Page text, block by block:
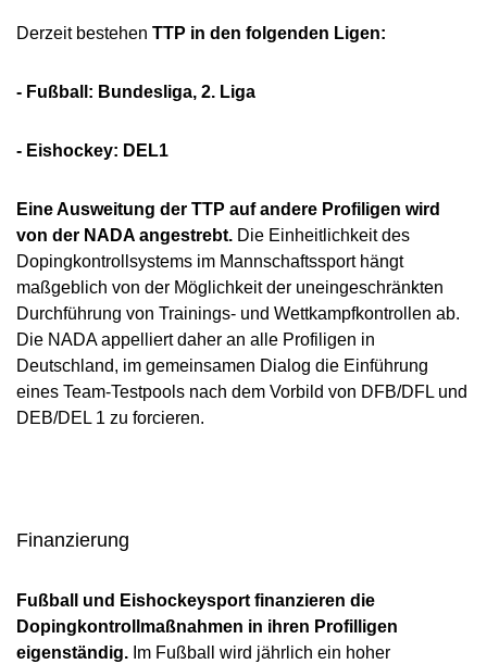
Derzeit bestehen TTP in den folgenden Ligen:
- Fußball: Bundesliga, 2. Liga
- Eishockey: DEL1
Eine Ausweitung der TTP auf andere Profiligen wird
von der NADA angestrebt. Die Einheitlichkeit des
Dopingkontrollsystems im Mannschaftssport hängt
maßgeblich von der Möglichkeit der uneingeschränkten
Durchführung von Trainings- und Wettkampfkontrollen ab.
Die NADA appelliert daher an alle Profiligen in
Deutschland, im gemeinsamen Dialog die Einführung
eines Team-Testpools nach dem Vorbild von DFB/DFL und
DEB/DEL 1 zu forcieren.
Finanzierung
Fußball und Eishockeysport finanzieren die
Dopingkontrollmaßnahmen in ihren Profilligen
eigenständig. Im Fußball wird jährlich ein hoher